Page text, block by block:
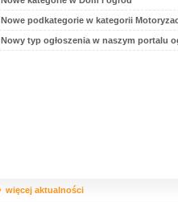
Nowe podkategorie w kategorii
Nowy typ ogłoszenia w naszym portalu
więcej aktualności